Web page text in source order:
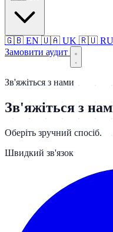
🇬🇧 EN 🇺🇦 UK 🇷🇺 RU
Замовити аудит
Зв'яжіться з нами
Зв'яжіться з
Оберіть зручний спосіб.
Швидкий зв'язок